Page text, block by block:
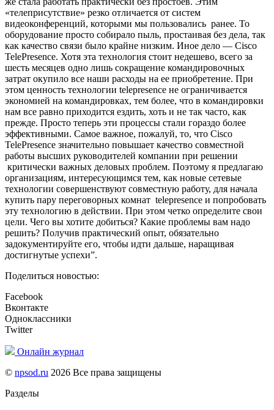
«телеприсутствие» резко отличается от систем
видеоконференций, которыми мы пользовались ранее. То
оборудование просто собирало пыль, простаивая без дела, так
как качество связи было крайне низким. Иное дело — Cisco
TelePresence. Хотя эта технология стоит недешево, всего за
шесть месяцев одно лишь сокращение командировочных
затрат окупило все наши расходы на ее приобретение. При
этом ценность технологии telepresence не ограничивается
экономией на командировках, тем более, что в командировки
нам все равно приходится ездить, хоть и не так часто, как
прежде. Просто теперь эти процессы стали гораздо более
эффективными. Самое важное, пожалуй, то, что Cisco
TelePresence значительно повышает качество совместной
работы высших руководителей компании при решении
критически важных деловых проблем. Поэтому я предлагаю
организациям, интересующимся тем, как новые сетевые
технологии совершенствуют совместную работу, для начала
купить пару переговорных комнат telepresence и попробовать
эту технологию в действии. При этом четко определите свои
цели. Чего вы хотите добиться? Какие проблемы вам надо
решить? Получив практический опыт, обязательно
задокументируйте его, чтобы идти дальше, наращивая
достигнутые успехи”.
Поделиться новостью:
Facebook
Вконтакте
Одноклассники
Twitter
Онлайн журнал
© npsod.ru 2026 Все права защищены
Разделы